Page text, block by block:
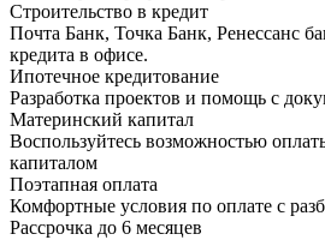
Строительство в кредит
Почта Банк, Точка Банк, Ренессанс
кредита в офисе.
Ипотечное кредитование
Разработка проектов и помощь с
Материнский капитал
Воспользуйтесь возможностью
капиталом
Поэтапная оплата
Комфортные условия по оплате с
Рассрочка до 6 месяцев